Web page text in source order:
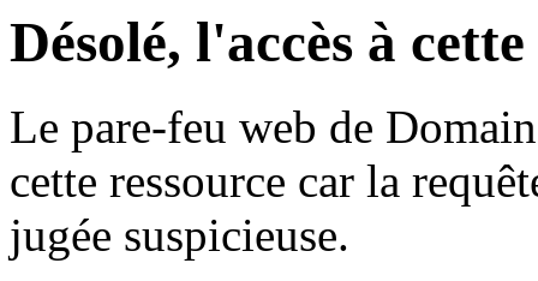
Désolé, l'accès à
Le pare-feu web de
cette ressource car la
jugée suspicieuse.